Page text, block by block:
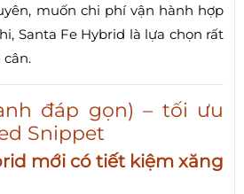
muốn chi phí vận hành hợp
Santa Fe Hybrid là lựa chọn rất
đáp gọn) – tối ưu
Snippet
mới có tiết kiệm xăng